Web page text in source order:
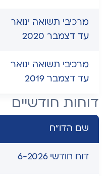
מרכיבי תשואה ינואר
עד דצמבר 2020
מרכיבי תשואה ינואר
עד דצמבר 2019
דוחות חודשיים
שם הדו"ח
דוח חודשי 6-2026